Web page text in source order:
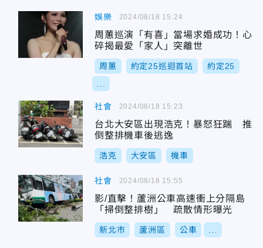
娛樂
周蕙巡演「有喜」當場求婚成功！心
碎揭最愛「家人」突離世
周蕙 約定25巡迴首站 約定25
2024/08/18 15:24
社會
台北大安區出現浩克！暴怒狂踹 推
倒整排機車後逃逸
浩克 大安區 機車
2024/08/18 15:23
社會
影/直擊！蘆洲公車高速衝上分隔島
「掃倒整排樹」 疏散情形曝光
新北市 蘆洲區 公車
2024/08/18 15:55